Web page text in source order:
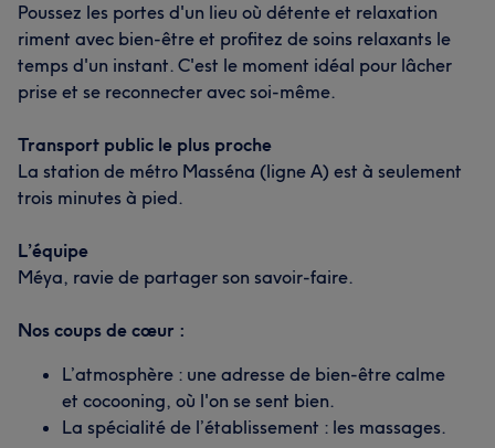
Poussez les portes d'un lieu où détente et relaxation
riment avec bien-être et profitez de soins relaxants le
temps d'un instant. C'est le moment idéal pour lâcher
prise et se reconnecter avec soi-même.
Transport public le plus proche
La station de métro Masséna (ligne A) est à seulement
trois minutes à pied.
L’équipe
Méya, ravie de partager son savoir-faire.
Nos coups de cœur :
L’atmosphère : une adresse de bien-être calme
et cocooning, où l'on se sent bien.
La spécialité de l’établissement : les massages.